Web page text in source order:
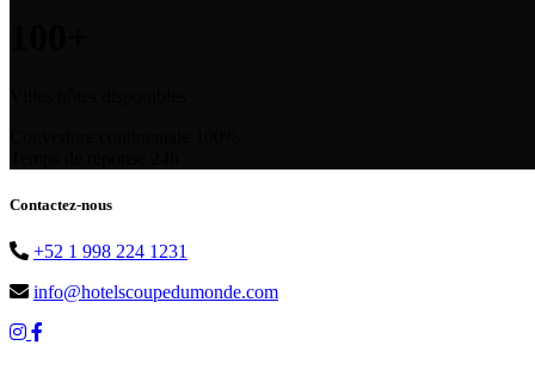
Contactez-nous
+52 1 998 224 1231
info@hotelscoupedumonde.com